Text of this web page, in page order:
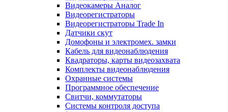
Видеокамеры Аналог
Видеорегистраторы
Видеорегистраторы Trade In
Датчики скут
Домофоны и электромех. замки
Кабель для видеонаблюдения
Квадраторы, карты видеозахвата
Комплекты видеонаблюдения
Охранные системы
Программное обеспечение
Свитчи, коммутаторы
Системы контроля доступа